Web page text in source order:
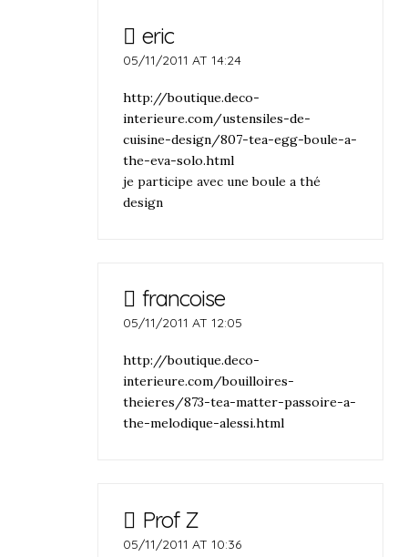
eric
05/11/2011 AT 14:24
http://boutique.deco-
interieure.com/ustensiles-de-
cuisine-design/807-tea-egg-boule-a-
the-eva-solo.html
je participe avec une boule a thé
design
francoise
05/11/2011 AT 12:05
http://boutique.deco-
interieure.com/bouilloires-
theieres/873-tea-matter-passoire-a-
the-melodique-alessi.html
Prof Z
05/11/2011 AT 10:36